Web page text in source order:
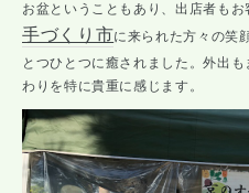
お盆ということもあり、出店者もお
手づくり市に来られた方々の笑
とつひとつに癒されました。外出
わりを特に貴重に感じます。